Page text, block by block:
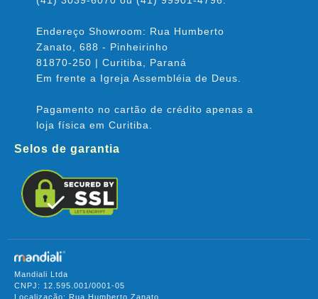
Endereço Showroom: Rua Humberto
Zanato, 688 - Pinheirinho
81870-250 | Curitiba, Paraná
Em frente a Igreja Assembléia de Deus.
Pagamento no cartão de crédito apenas a
loja física em Curitiba.
Selos de garantia
Mandiali Ltda
CNPJ: 12.595.001/0001-05
Localização: Rua Humberto Zanato,